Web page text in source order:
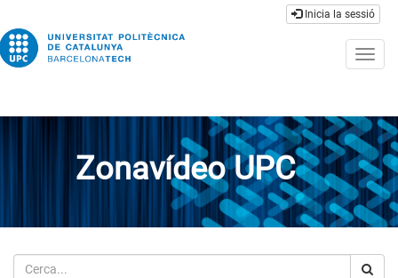
Inicia la sessió
Zonavídeo UPC
Cerca